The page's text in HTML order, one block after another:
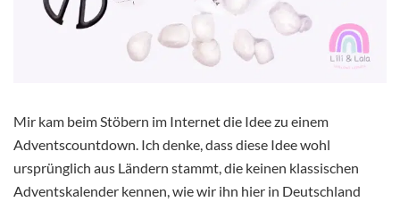
Mir kam beim Stöbern im Internet die Idee zu einem
Adventscountdown. Ich denke, dass diese Idee wohl
ursprünglich aus Ländern stammt, die keinen klassischen
Adventskalender kennen, wie wir ihn hier in Deutschland